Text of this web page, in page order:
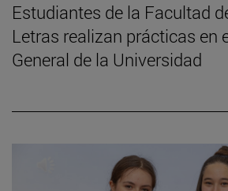
Estudiantes de la Facultad
Letras realizan prácticas en
General de la Universidad